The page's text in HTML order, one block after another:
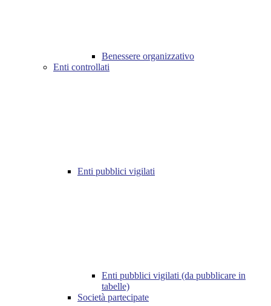
Benessere organizzativo
Enti controllati
Enti pubblici vigilati
Enti pubblici vigilati (da pubblicare in
tabelle)
Società partecipate